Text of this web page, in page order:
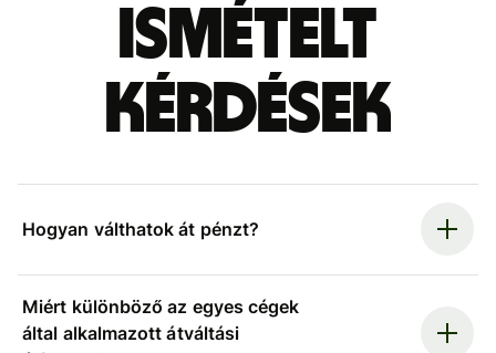
ismételt
kérdések
Hogyan válthatok át pénzt?
Miért különböző az egyes cégek
által alkalmazott átváltási